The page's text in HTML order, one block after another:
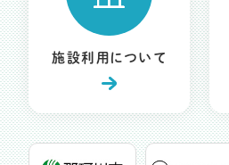
施設利用について